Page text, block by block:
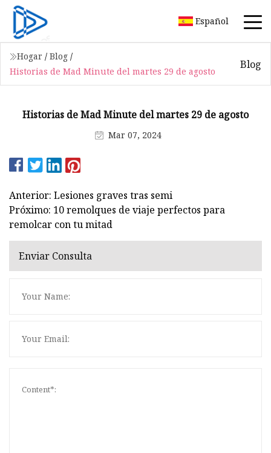
Español
Hogar / Blog /
Historias de Mad Minute del martes 29 de agosto
Blog
Historias de Mad Minute del martes 29 de agosto
Mar 07, 2024
Anterior: Lesiones graves tras semi
Próximo: 10 remolques de viaje perfectos para
remolcar con tu mitad
Enviar Consulta